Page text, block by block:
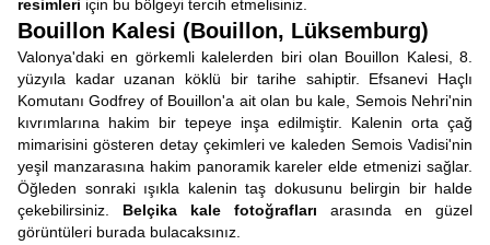
resimleri için bu bölgeyi tercih etmelisiniz.
Bouillon Kalesi (Bouillon, Lüksemburg)
Valonya'daki en görkemli kalelerden biri olan Bouillon Kalesi, 8.
yüzyıla kadar uzanan köklü bir tarihe sahiptir. Efsanevi Haçlı
Komutanı Godfrey of Bouillon'a ait olan bu kale, Semois Nehri'nin
kıvrımlarına hakim bir tepeye inşa edilmiştir. Kalenin orta çağ
mimarisini gösteren detay çekimleri ve kaleden Semois Vadisi'nin
yeşil manzarasına hakim panoramik kareler elde etmenizi sağlar.
Öğleden sonraki ışıkla kalenin taş dokusunu belirgin bir halde
çekebilirsiniz. Belçika kale fotoğrafları arasında en güzel
görüntüleri burada bulacaksınız.